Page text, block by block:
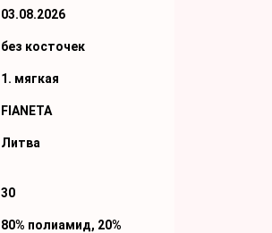
03.08.2026
без косточек
1. мягкая
FIANETA
Литва
30
80% полиамид, 20%